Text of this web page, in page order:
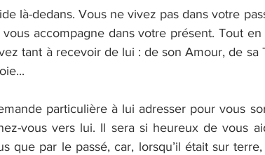
là-dedans. Vous ne vivez pas dans votre
accompagne dans votre présent. Tout
tant à recevoir de lui : de son Amour, de sa
particulière à lui adresser pour vous
vous vers lui. Il sera si heureux de vous
que par le passé, car, lorsqu’il était sur